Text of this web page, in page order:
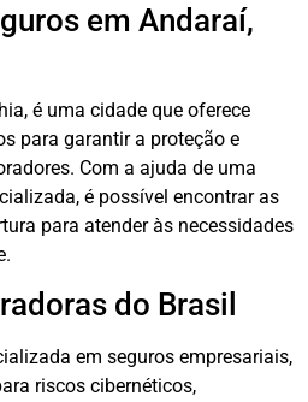
em Andaraí,
é uma cidade que oferece
para garantir a proteção e
Com a ajuda de uma
é possível encontrar as
para atender às necessidades
do Brasil
em seguros empresariais,
riscos cibernéticos,